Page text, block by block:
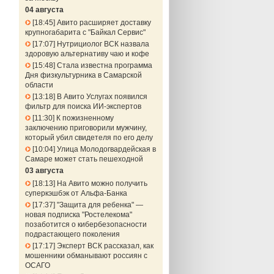
04 августа
18:45 Авито расширяет доставку
крупногабарита с "Байкал Сервис"
17:07
Нутрициолог ВСК назвала
здоровую альтернативу чаю и кофе
15:48 Стала известна программа
Дня физкультурника в Самарской
области
13:18 В Авито Услугах появился
фильтр для поиска ИИ-экспертов
11:30 К пожизненному
заключению приговорили мужчину,
который убил свидетеля по его делу
10:04 Улица Молодогвардейская в
Самаре может стать пешеходной
03 августа
18:13
На Авито можно получить
суперкэшбэк от Альфа-Банка
17:37 "Защита для ребенка" —
новая подписка "Ростелекома"
позаботится о кибербезопасности
подрастающего поколения
17:17 Эксперт ВСК рассказал, как
мошенники обманывают россиян с
ОСАГО